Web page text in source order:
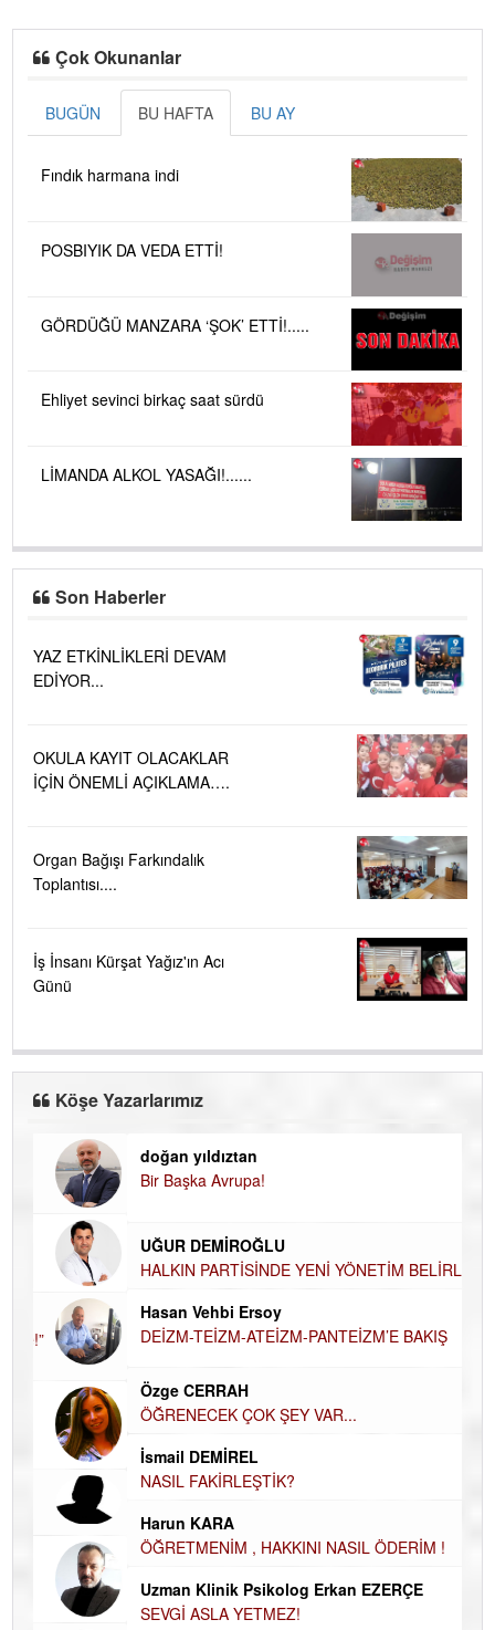
Çok Okunanlar
BUGÜN BU HAFTA BU AY
Fındık harmana indi
POSBIYIK DA VEDA ETTİ!
GÖRDÜĞÜ MANZARA ‘ŞOK’ ETTİ!.....
Ehliyet sevinci birkaç saat sürdü
LİMANDA ALKOL YASAĞI!......
Son Haberler
YAZ ETKİNLİKLERİ DEVAM
EDİYOR...
OKULA KAYIT OLACAKLAR
İÇİN ÖNEMLİ AÇIKLAMA….
Organ Bağışı Farkındalık
Toplantısı....
İş İnsanı Kürşat Yağız'ın Acı
Günü
Köşe Yazarlarımız
doğan yıldıztan
Bir Başka Avrupa!
UĞUR DEMİROĞLU
HALKIN PARTİSİNDE YENİ YÖNETİM
BELİRLENDİ…
Hasan Vehbi Ersoy
DEİZM-TEİZM-ATEİZM-PANTEİZM’E BAKIŞ
Özge CERRAH
ÖĞRENECEK ÇOK ŞEY VAR...
İsmail DEMİREL
NASIL FAKİRLEŞTİK?
Harun KARA
ÖĞRETMENİM , HAKKINI NASIL ÖDERİM !